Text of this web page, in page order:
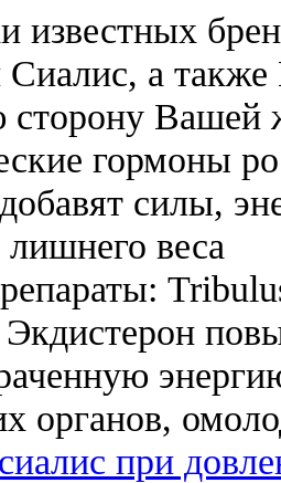
известных
а
Вашей
гормоны
силы,
веса
органов,
при